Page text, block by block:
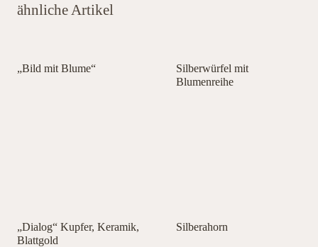
ähnliche Artikel
„Bild mit Blume“
Silberwürfel mit
Blumenreihe
„Dialog“ Kupfer, Keramik,
Blattgold
Silberahorn